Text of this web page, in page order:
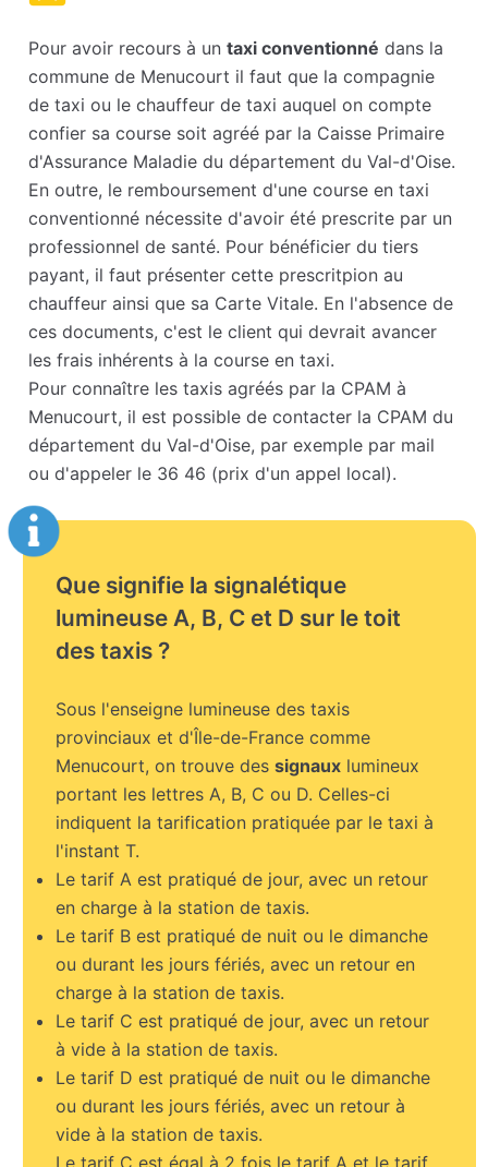
Pour avoir recours à untaxi conventionné dans la
commune de Menucourt il faut que la compagnie
de taxi ou le chauffeur de taxi auquel on compte
confier sa course soit agréé par la Caisse Primaire
d'Assurance Maladie du département du Val-d'Oise.
En outre, le remboursement d'une course en taxi
conventionné nécessite d'avoir été prescrite par un
professionnel de santé. Pour bénéficier du tiers
payant, il faut présenter cette prescritpion au
chauffeur ainsi que sa Carte Vitale. En l'absence de
ces documents, c'est le client qui devrait avancer
les frais inhérents à la course en taxi.
Pour connaître les taxis agréés par la CPAM à
Menucourt, il est possible de contacter la CPAM du
département du Val-d'Oise, par exemple par mail
ou d'appeler le 36 46 (prix d'un appel local).
Que signifie la signalétique
lumineuse A, B, C et D sur le toit
des taxis ?
Sous l'enseigne lumineuse des taxis
provinciaux et d'Île-de-France comme
Menucourt, on trouve dessignaux lumineux
portant les lettres A, B, C ou D. Celles-ci
indiquent la tarification pratiquée par le taxi à
l'instant T.
Le tarif A est pratiqué de jour, avec un retour
en charge à la station de taxis.
Le tarif B est pratiqué de nuit ou le dimanche
ou durant les jours fériés, avec un retour en
charge à la station de taxis.
Le tarif C est pratiqué de jour, avec un retour
à vide à la station de taxis.
Le tarif D est pratiqué de nuit ou le dimanche
ou durant les jours fériés, avec un retour à
vide à la station de taxis.